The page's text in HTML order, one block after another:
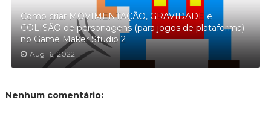
Como criar MOVIMENTAÇÃO, GRAVIDADE e
COLISÃO de personagens (para jogos de plataforma)
no Game Maker Studio 2
Aug 16, 2022
Nenhum comentário: